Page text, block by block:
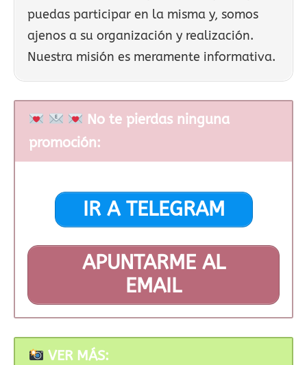
puedas participar en la misma y, somos
ajenos a su organización y realización.
Nuestra misión es meramente informativa.
No te pierdas ninguna
promoción:
IR A TELEGRAM
APUNTARME AL
EMAIL
VER MÁS: